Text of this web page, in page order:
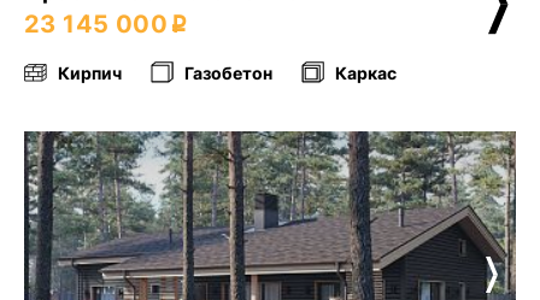
23 145 000
Кирпич Газобетон Каркас